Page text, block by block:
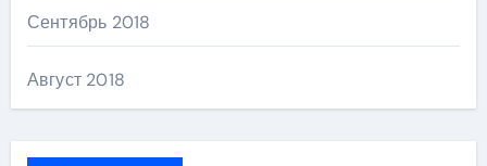
Сентябрь 2018
Август 2018